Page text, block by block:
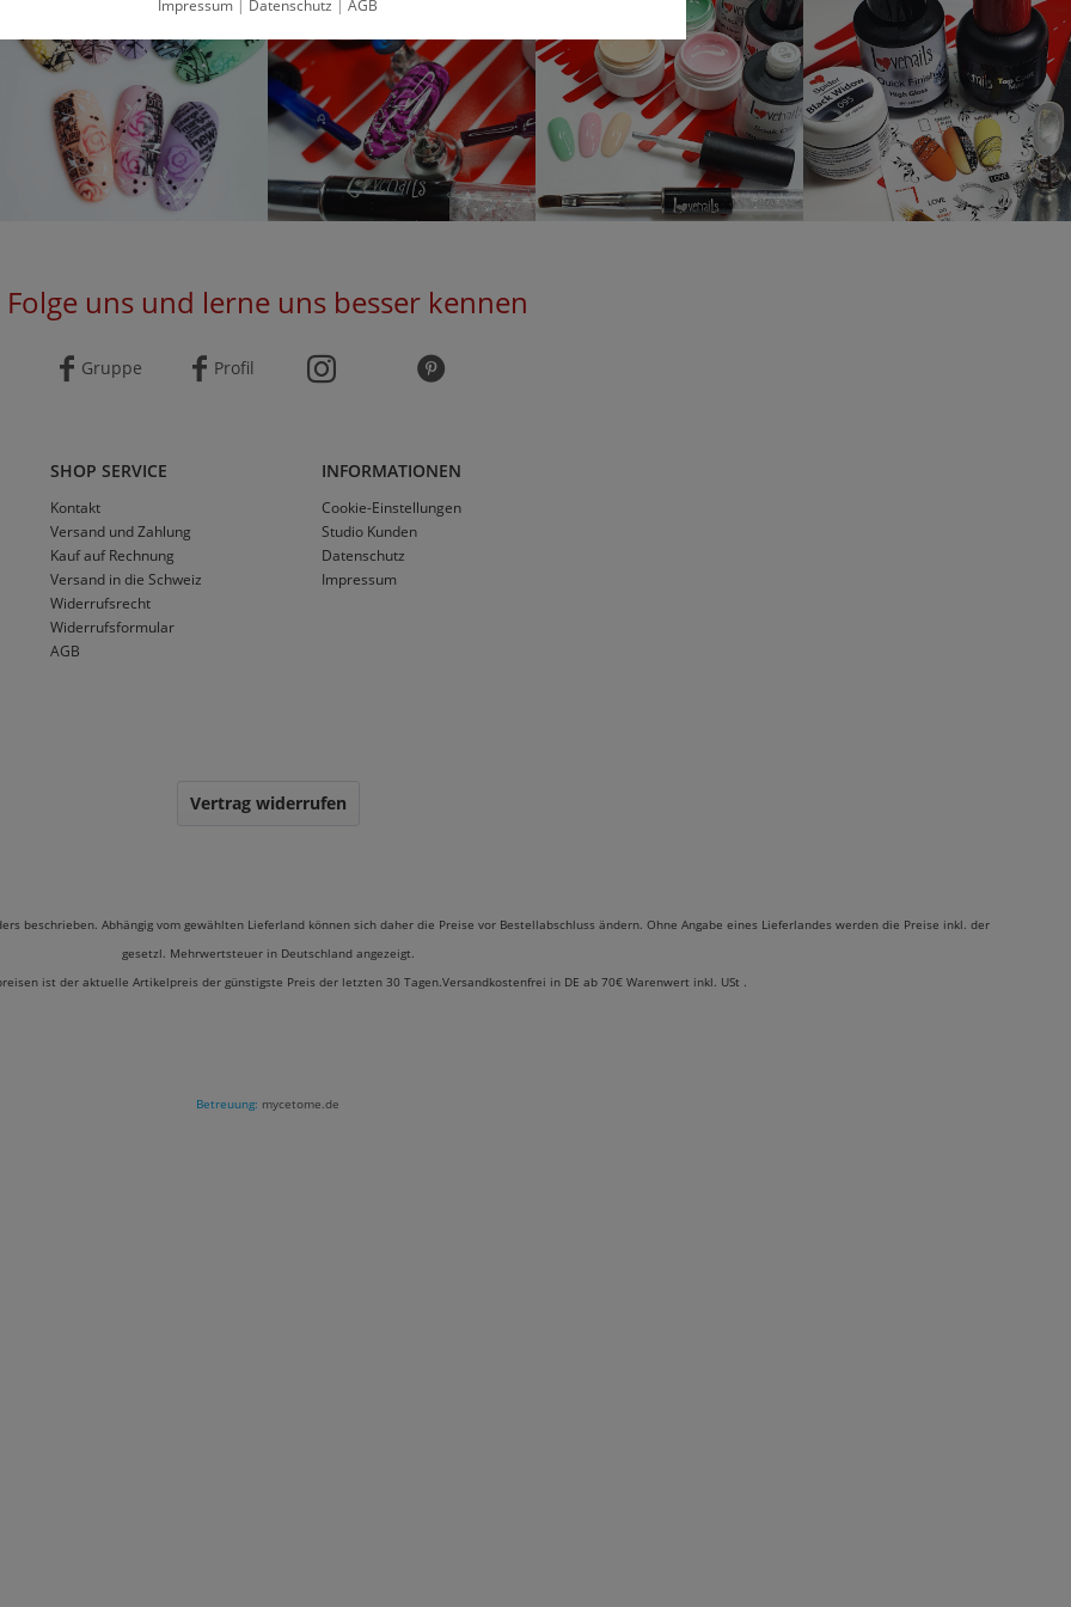
Folge uns und lerne uns besser kennen
Gruppe Profil
SHOP SERVICE
Kontakt
Versand und Zahlung
Kauf auf Rechnung
Versand in die Schweiz
Widerrufsrecht
Widerrufsformular
AGB
INFORMATIONEN
Cookie-Einstellungen
Studio Kunden
Datenschutz
Impressum
Vertrag widerrufen
beschrieben. Abhängig vom gewählten Lieferland können sich daher die Preise vor Bestellabschluss ändern. Ohne Angabe eines Lieferlandes werden die Preise inkl. der
gesetzl. Mehrwertsteuer in Deutschland angezeigt.
ist der aktuelle Artikelpreis der günstigste Preis der letzten 30 Tagen.Versandkostenfrei in DE ab 70€ Warenwert inkl. USt .
Betreuung: mycetome.de
Impressum Datenschutz AGB